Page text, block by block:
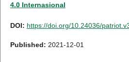
4.0 Internasional
DOI: https://doi.org/10.24036/
Published: 2021-12-01